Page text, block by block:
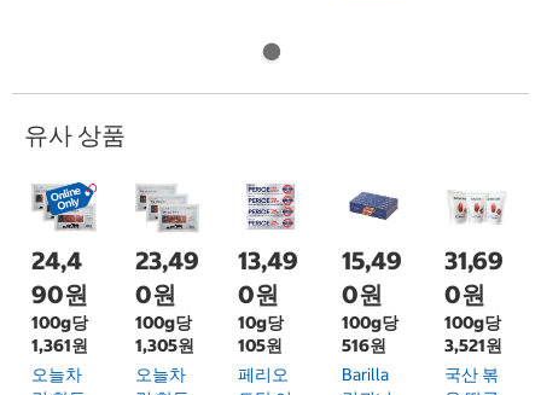
유사 상품
24,4
90원
100g당
1,361원
오늘차
23,49
0원
100g당
1,305원
오늘차
13,49
0원
10g당
105원
페리오
15,49
0원
100g당
516원
Barilla
31,69
0원
100g당
3,521원
국산 볶